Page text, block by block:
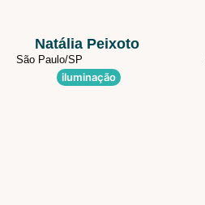
Natália Peixoto
São Paulo/SP
iluminação